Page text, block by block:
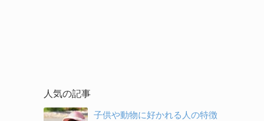
人気の記事
子供や動物に好かれる人の特徴